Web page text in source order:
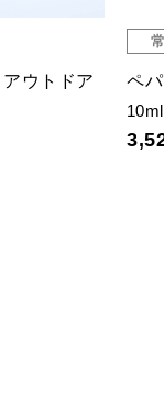
ウトドア
ペ
10ml